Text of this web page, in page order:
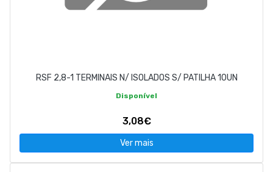
RSF 2,8-1 TERMINAIS N/ ISOLADOS S/ PATILHA 10UN
Disponível
3,08€
Ver mais